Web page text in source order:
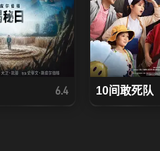
6.4 10间敢死队